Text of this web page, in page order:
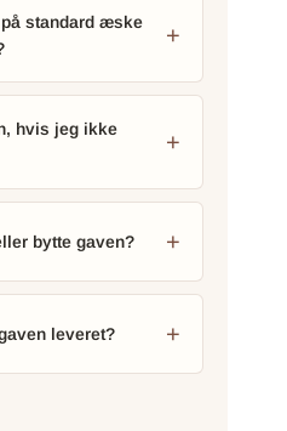
standard æske
hvis jeg ikke
bytte gaven?
leveret?